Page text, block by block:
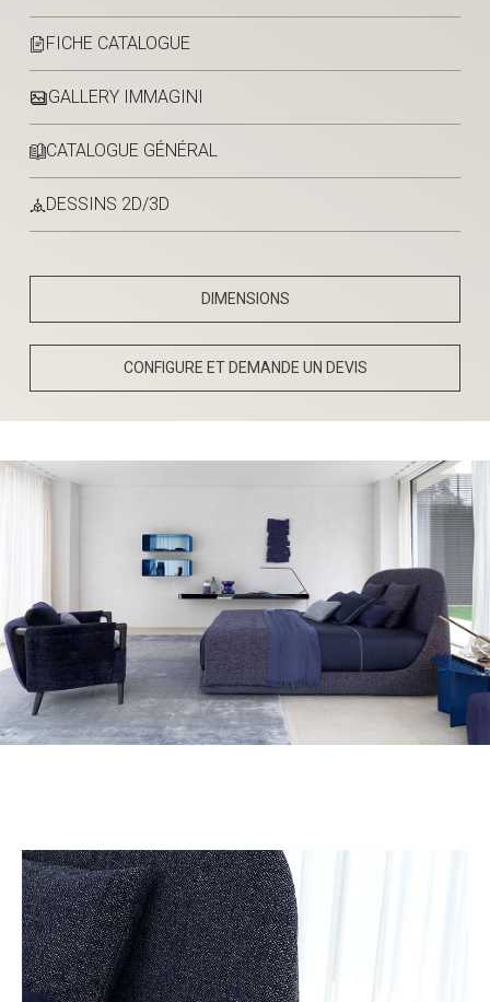
FICHE CATALOGUE
GALLERY IMMAGINI
CATALOGUE GÉNÉRAL
DESSINS 2D/3D
DIMENSIONS
CONFIGURE ET DEMANDE UN DEVIS